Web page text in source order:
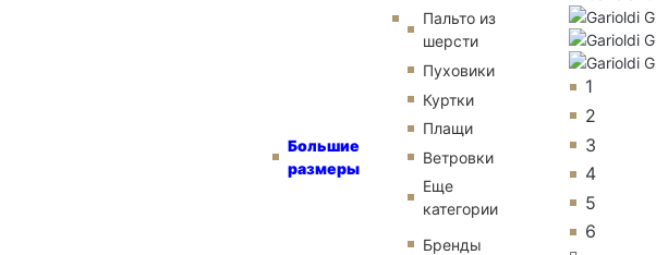
Большие
размеры
Пальто из
шерсти
Пуховики
Куртки
Плащи
Ветровки
Еще
категории
Бренды
1
2
3
4
5
6